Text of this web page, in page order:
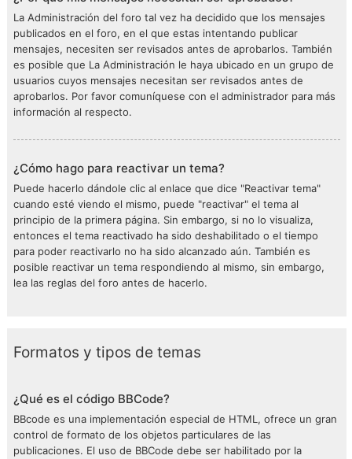
La Administración del foro tal vez ha decidido que los mensajes
publicados en el foro, en el que estas intentando publicar
mensajes, necesiten ser revisados antes de aprobarlos. También
es posible que La Administración le haya ubicado en un grupo de
usuarios cuyos mensajes necesitan ser revisados antes de
aprobarlos. Por favor comuníquese con el administrador para más
información al respecto.
¿Cómo hago para reactivar un tema?
Puede hacerlo dándole clic al enlace que dice "Reactivar tema"
cuando esté viendo el mismo, puede "reactivar" el tema al
principio de la primera página. Sin embargo, si no lo visualiza,
entonces el tema reactivado ha sido deshabilitado o el tiempo
para poder reactivarlo no ha sido alcanzado aún. También es
posible reactivar un tema respondiendo al mismo, sin embargo,
lea las reglas del foro antes de hacerlo.
Formatos y tipos de temas
¿Qué es el código BBCode?
BBcode es una implementación especial de HTML, ofrece un gran
control de formato de los objetos particulares de las
publicaciones. El uso de BBCode debe ser habilitado por la